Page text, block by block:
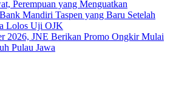
Perempuan yang Menguatkan
Mandiri Taspen yang Baru Setelah
Lolos Uji OJK
2026, JNE Berikan Promo Ongkir Mulai
Pulau Jawa